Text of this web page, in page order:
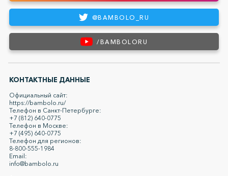
@BAMBOLO_RU
/BAMBOLORU
КОНТАКТНЫЕ ДАННЫЕ
Официальный сайт:
https://bambolo.ru/
Телефон в Санкт-Петербурге:
+7 (812) 640-0775
Телефон в Москве:
+7 (495) 640-0775
Телефон для регионов:
8-800-555-1984
Email:
info@bambolo.ru